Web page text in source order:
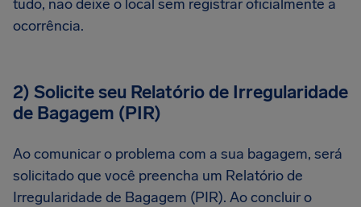
tudo, não deixe o local sem registrar oficialmente a
ocorrência.
2) Solicite seu Relatório de Irregularidade
de Bagagem (PIR)
Ao comunicar o problema com a sua bagagem, será
solicitado que você preencha um Relatório de
Irregularidade de Bagagem (PIR). Ao concluir o